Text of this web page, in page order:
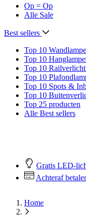
Op = Op
Alle Sale
Best sellers
Top 10
Top 10
Top 10
Top 10
Top 10 Spots &
Top 10
Top 25 producten
Alle Best sellers
Gratis LED-
Achteraf
Home